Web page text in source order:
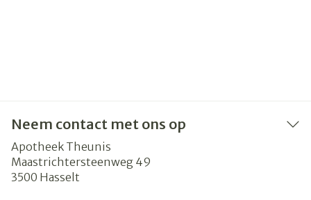
Neem contact met ons op
Apotheek Theunis
Maastrichtersteenweg 49
3500 Hasselt